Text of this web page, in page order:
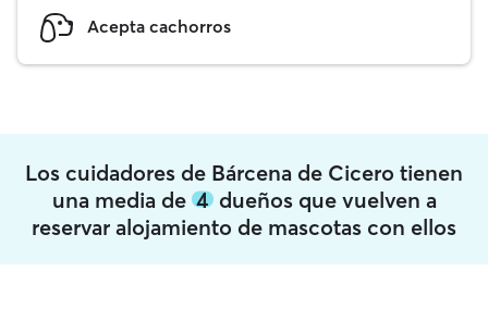
Acepta cachorros
Los cuidadores de Bárcena de Cicero tienen
una media de 4dueños que vuelven a
reservar alojamiento de mascotas con ellos